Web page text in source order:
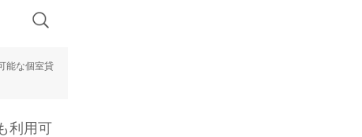
能な個室貸
利用可